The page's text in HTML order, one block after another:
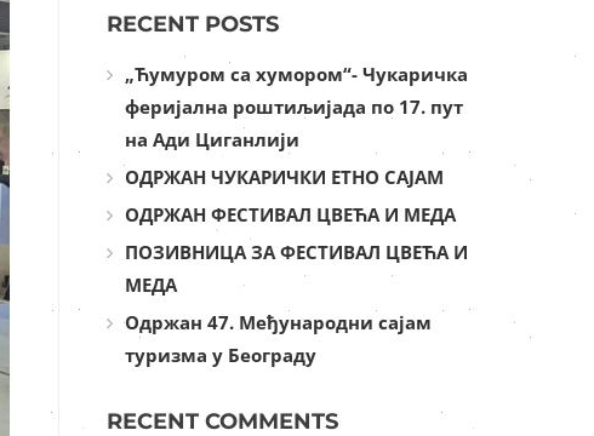
RECENT POSTS
„Ћумуром са хумором“- Чукаричка
феријална роштиљијада по 17. пут
на Ади Циганлији
ОДРЖАН ЧУКАРИЧКИ ЕТНО САЈАМ
ОДРЖАН ФЕСТИВАЛ ЦВЕЋА И МЕДА
ПОЗИВНИЦА ЗА ФЕСТИВАЛ ЦВЕЋА И
МЕДА
Одржан 47. Међународни сајам
туризма у Београду
RECENT COMMENTS